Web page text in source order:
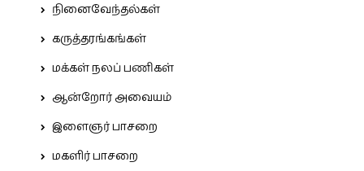
நினைவேந்தல்கள்
கருத்தரங்கங்கள்
மக்கள் நலப் பணிகள்
ஆன்றோர் அவையம்
இளைஞர் பாசறை
மகளிர் பாசறை